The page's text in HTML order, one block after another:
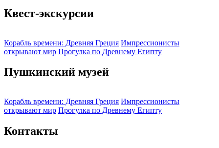
Квест-экскурсии
Корабль времени: Древняя Греция Импрессионисты
открывают мир Прогулка по Древнему Египту
Пушкинский музей
Корабль времени: Древняя Греция Импрессионисты
открывают мир Прогулка по Древнему Египту
Контакты